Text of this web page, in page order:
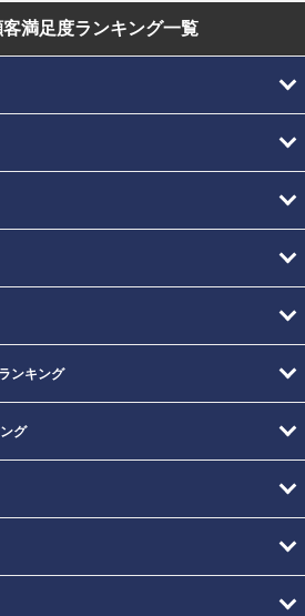
満足度ランキング一覧
ンキング
グ